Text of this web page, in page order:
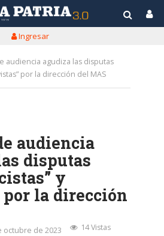
Ingresar
audiencia agudiza las disputas
por la dirección del MAS
audiencia
disputas
y
por la dirección
octubre de 2023 14 Vistas